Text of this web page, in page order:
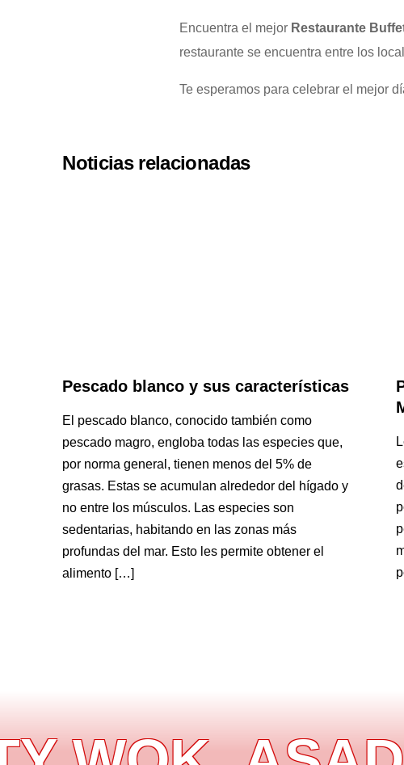
Encuentra el mejor Restaurante
restaurante se encuentra entre los
Te esperamos para celebrar el mejor
Noticias relacionadas
Pescado blanco y sus características
El pescado blanco, conocido también como
pescado magro, engloba todas las especies que,
por norma general, tienen menos del 5% de
grasas. Estas se acumulan alrededor del hígado y
no entre los músculos. Las especies son
sedentarias, habitando en las zonas más
profundas del mar. Esto les permite obtener el
alimento […]